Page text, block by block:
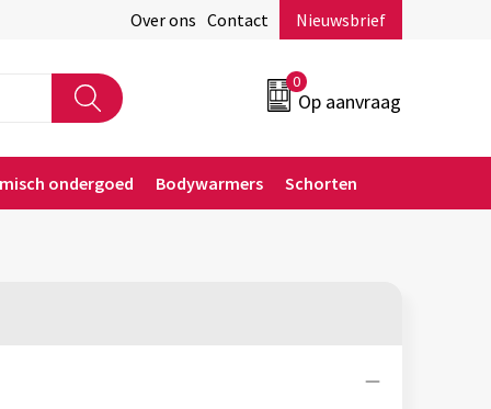
Over ons Contact Nieuwsbrief
0
Op aanvraag
ondergoed Bodywarmers Schorten